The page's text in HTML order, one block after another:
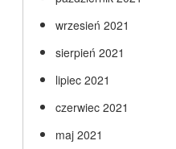
wrzesień 2021
sierpień 2021
lipiec 2021
czerwiec 2021
maj 2021